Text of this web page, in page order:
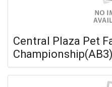
Central Plaza Pet
Championship(AB3)